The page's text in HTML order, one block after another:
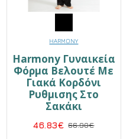
HARMONY
Harmony Γυναικεία
Φόρμα Βελουτέ Με
Γιακά Κορδόνι
Ρυθμισης Στο
Σακάκι
46.83€ 66.90€